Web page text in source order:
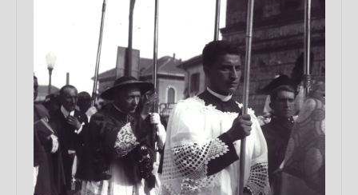
FAQ
Contatti